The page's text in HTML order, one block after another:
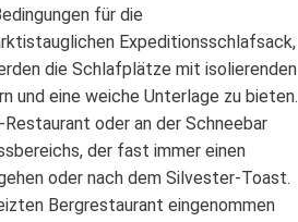
für die
Expeditionsschlafsack,
die Schlafplätze mit isolierenden
und eine weiche Unterlage zu bieten.
oder an der Schneebar
der fast immer einen
oder nach dem Silvester-Toast.
Bergrestaurant eingenommen